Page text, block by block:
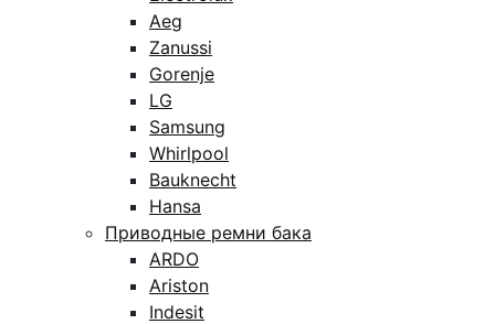
Aeg
Zanussi
Gorenje
LG
Samsung
Whirlpool
Bauknecht
Hansa
Приводные ремни бака
ARDO
Ariston
Indesit